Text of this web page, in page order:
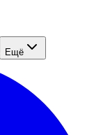
Ещё